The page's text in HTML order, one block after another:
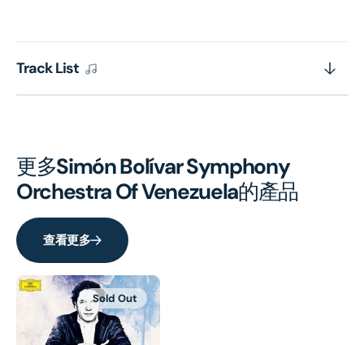
Track List
更多Simón Bolívar Symphony
Orchestra Of Venezuela的產品
查看更多
Sold Out